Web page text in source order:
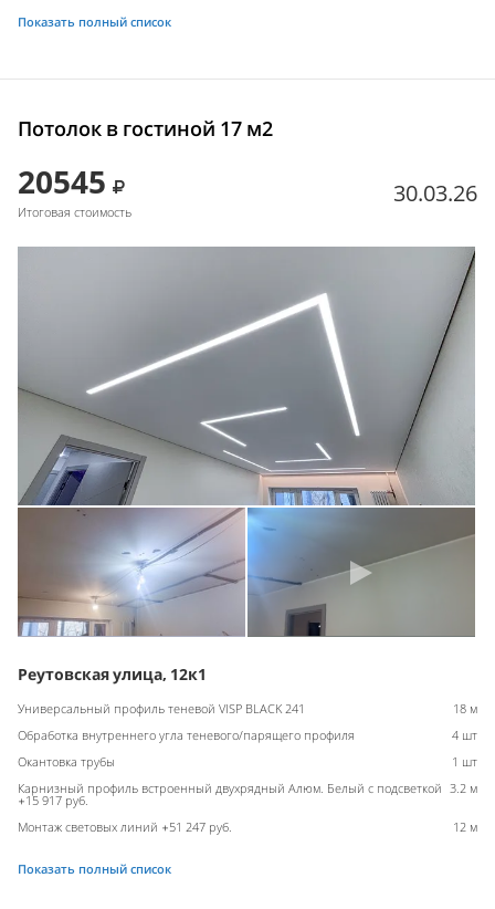
Показать полный список
Потолок в гостиной 17 м2
20545
Итоговая стоимость
30.03.26
Реутовская улица, 12к1
Универсальный профиль теневой VISP BLACK 241
18 м
Обработка внутреннего угла теневого/парящего профиля
4 шт
Окантовка трубы
1 шт
Карнизный профиль встроенный двухрядный Алюм. Белый с подсветкой
+15 917 руб.
3.2 м
Монтаж световых линий +51 247 руб. 12 м
Показать полный список